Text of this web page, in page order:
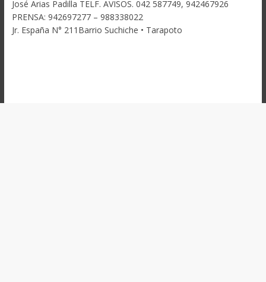
José Arias Padilla TELF. AVISOS. 042 587749, 942467926
PRENSA: 942697277 – 988338022
Jr. España N° 211Barrio Suchiche • Tarapoto